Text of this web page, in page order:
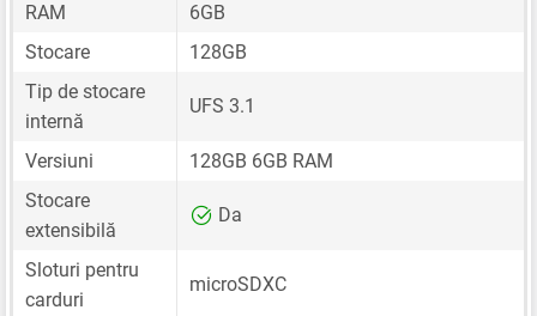
RAM
6GB
Stocare
128GB
Tip de stocare
internă
UFS 3.1
Versiuni
128GB 6GB RAM
Stocare
extensibilă
Da
Sloturi pentru
carduri
microSDXC